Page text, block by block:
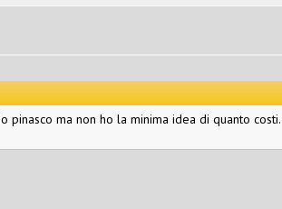
ma non ho la minima idea di quanto